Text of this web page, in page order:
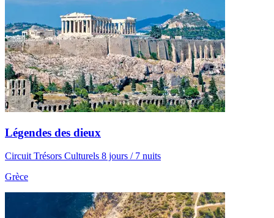
Légendes des dieux
Circuit Trésors Culturels 8 jours / 7 nuits
Grèce